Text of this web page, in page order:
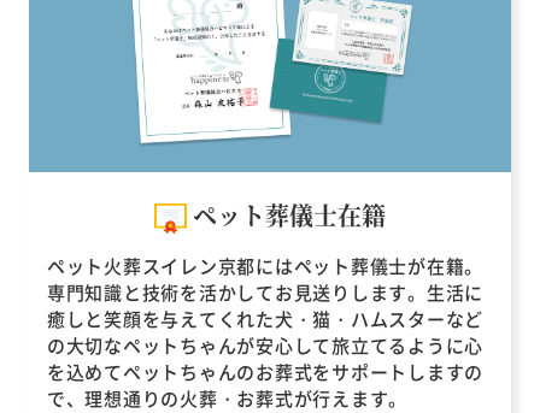
ペット葬儀士在籍
ペット火葬スイレン京都にはペット葬儀士が在籍。
専門知識と技術を活かしてお見送りします。生活に
癒しと笑顔を与えてくれた犬・猫・ハムスターなど
の大切なペットちゃんが安心して旅立てるように心
を込めてペットちゃんのお葬式をサポートしますの
で、理想通りの火葬・お葬式が行えます。